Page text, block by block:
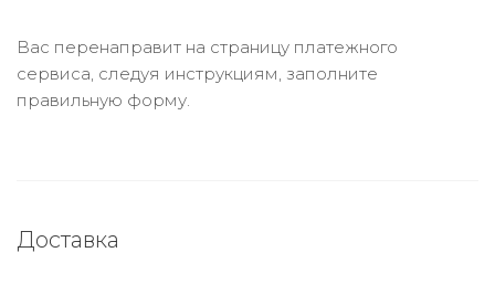
Вас перенаправит на страницу платежного
сервиса, следуя инструкциям, заполните
правильную форму.
Доставка